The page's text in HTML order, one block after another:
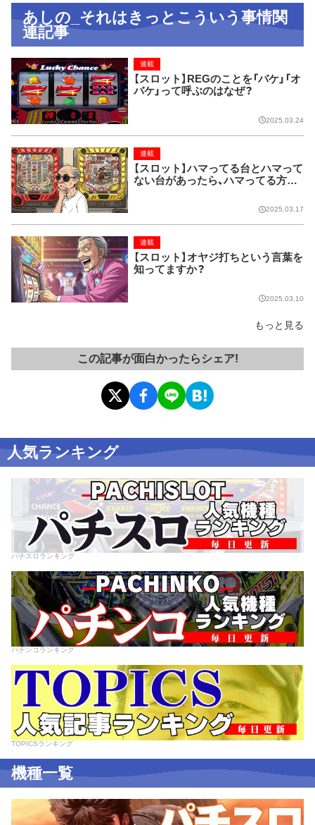
あしの_それはきっとこういう事情関
連記事
【スロット】REGのことを「バケ」「オ
バケ」って呼ぶのはなぜ？
連載
2025.03.24
【スロット】ハマってる台とハマって
ない台があったら、ハマってる方を
連載
2025.03.17
【スロット】オヤジ打ちという言葉を
知ってますか？
連載
2025.03.10
もっと見る
この記事が面白かったらシェア!
人気ランキング
パチスロランキング
パチンコランキング
TOPICSランキング
機種一覧